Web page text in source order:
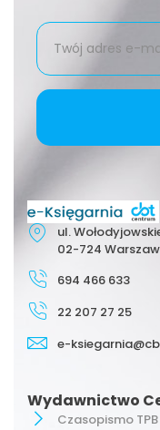
ul.
02-724
694 466 633
22 207 27 25
e-
Wydawnictwo
Czasopismo TPB